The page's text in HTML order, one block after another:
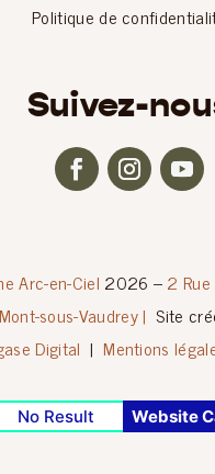
Politique de
Suivez-
Arc-en-Ciel 2026 –2
sous-Vaudrey | Site
Digital | Mentions
No Result Website